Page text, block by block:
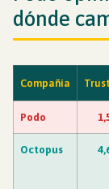
dónde
Compañía
Podo
Octopus